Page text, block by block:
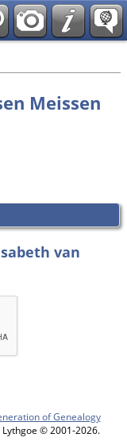
Meissen
van
of Genealogy
© 2001-2026.